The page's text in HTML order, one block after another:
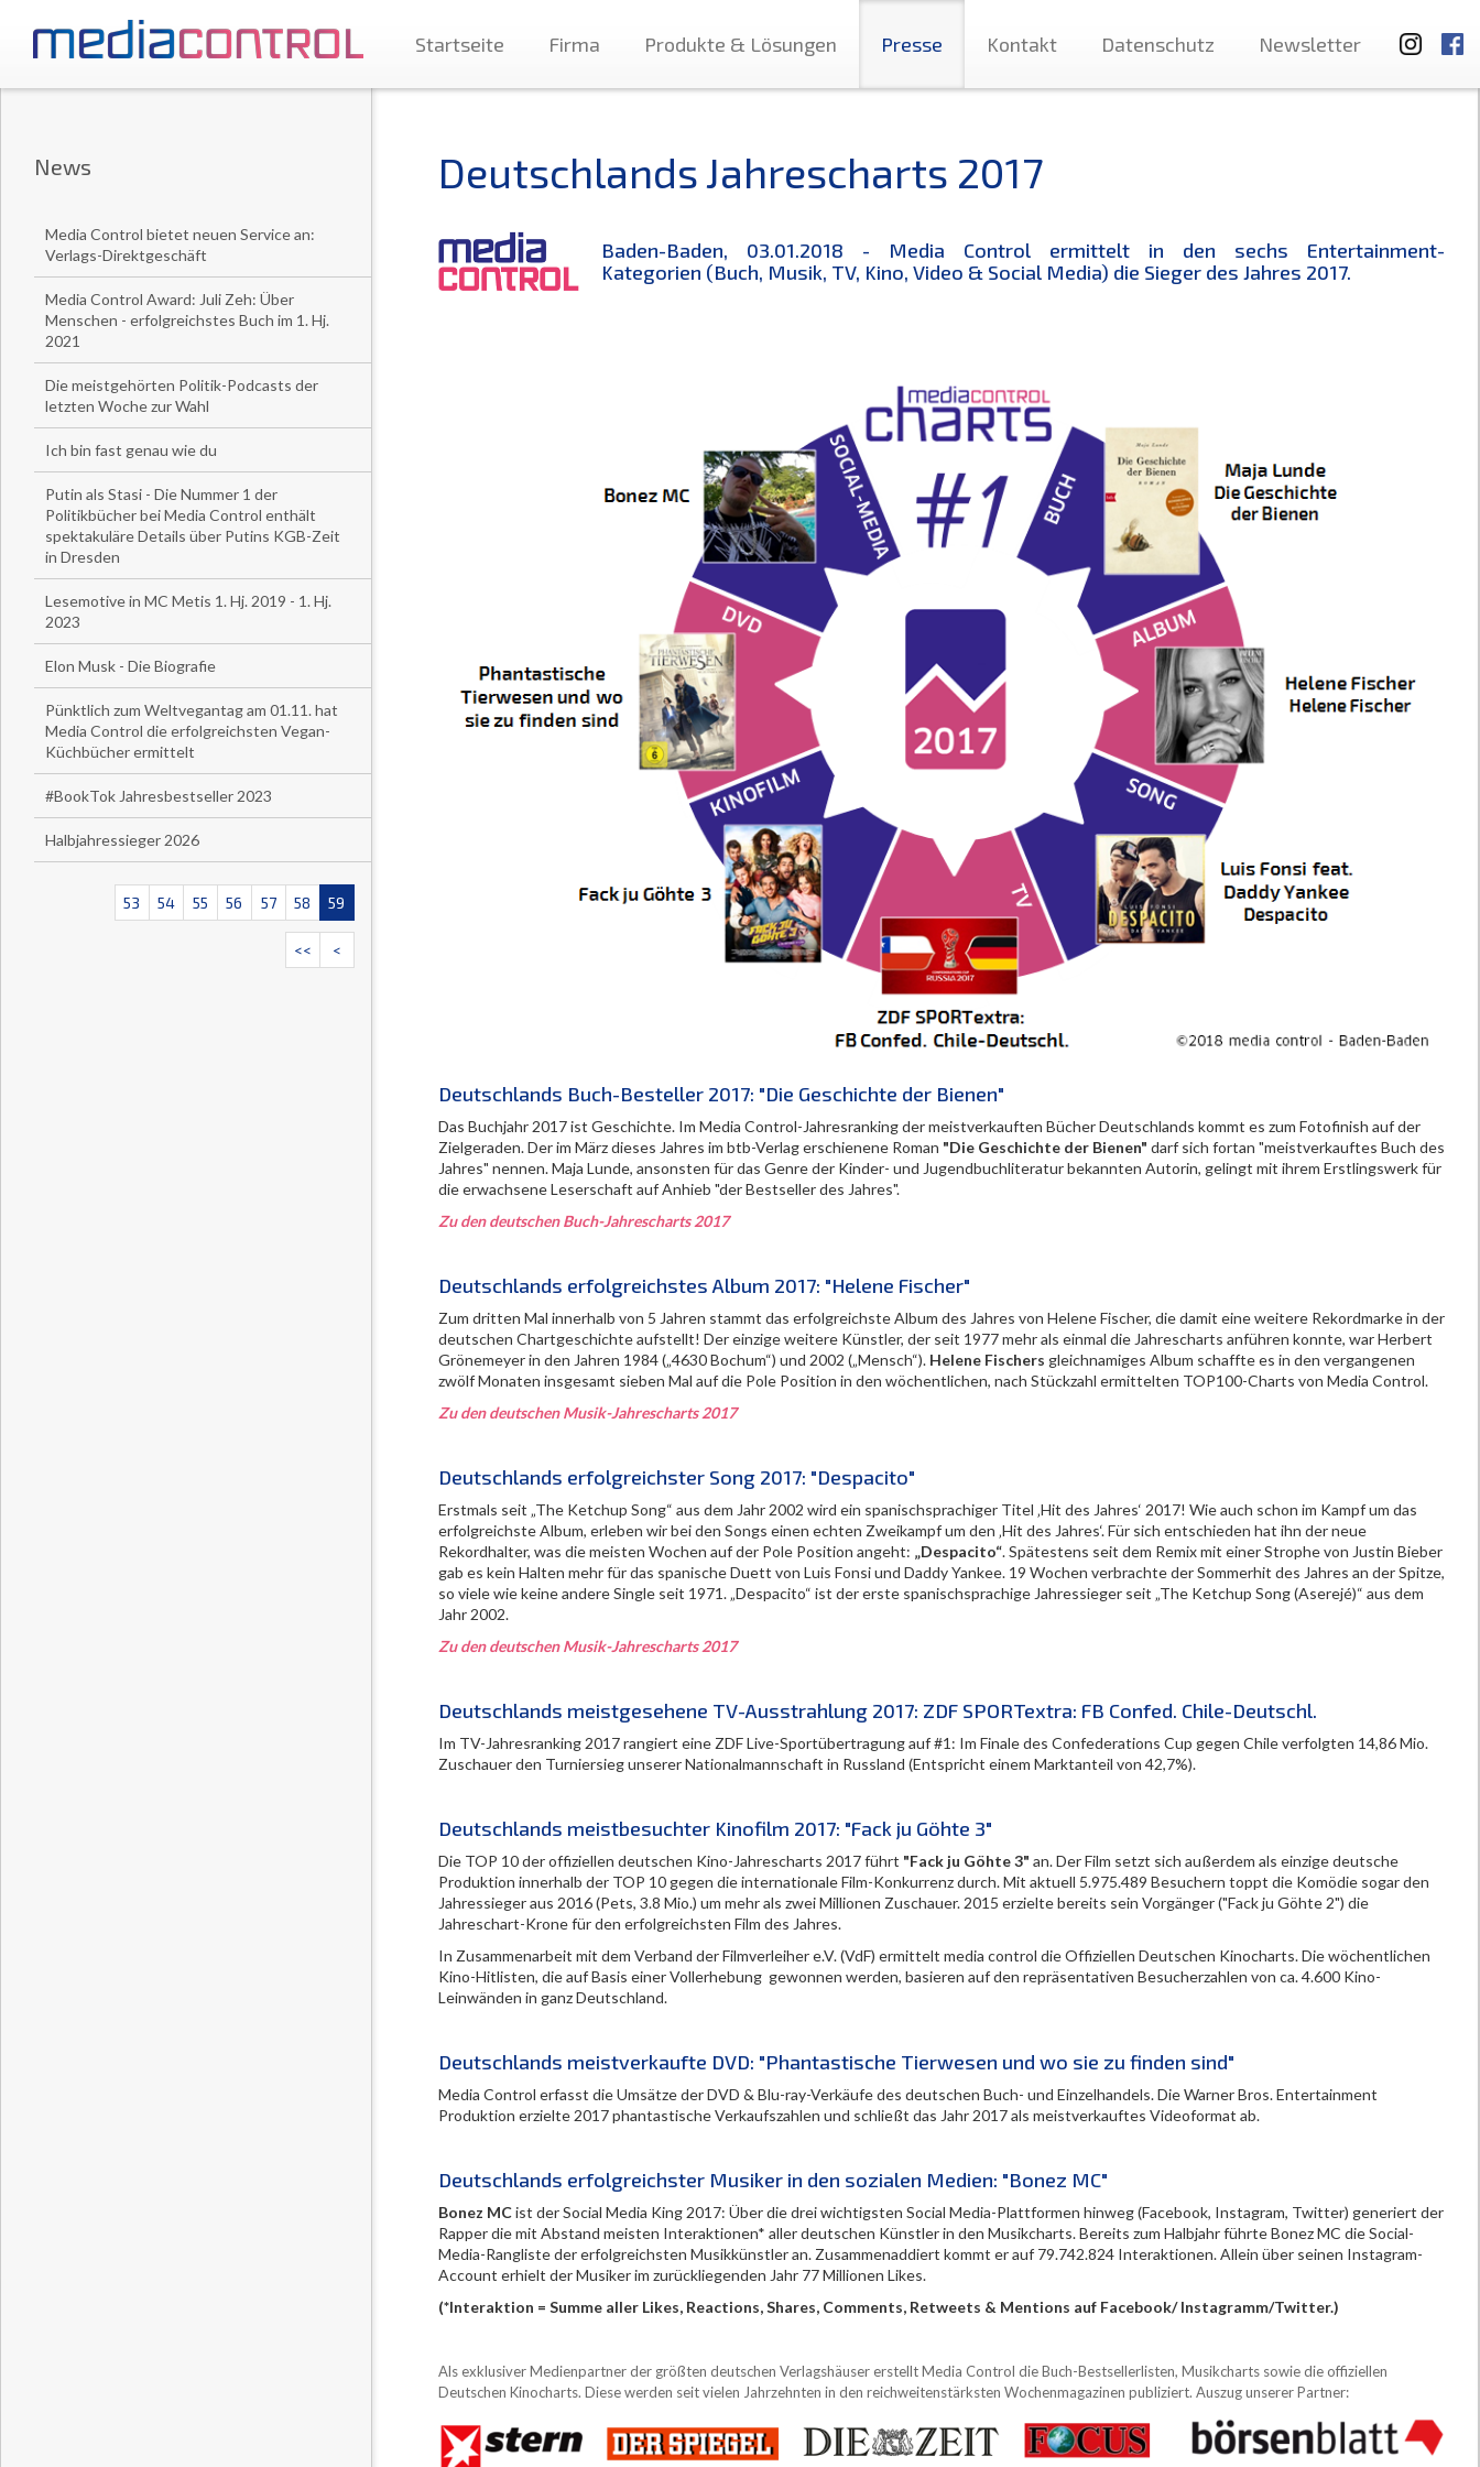
Startseite Firma Produkte & Lösungen Presse Kontakt Datenschutz Newsletter
News
Media Control bietet neuen Service an:
Verlags-Direktgeschäft
Media Control Award: Juli Zeh: Über
Menschen - erfolgreichstes Buch im 1. Hj.
2021
Die meistgehörten Politik-Podcasts der
letzten Woche zur Wahl
Ich bin fast genau wie du
Putin als Stasi - Die Nummer 1 der
Politikbücher bei Media Control enthält
spektakuläre Details über Putins KGB-Zeit
in Dresden
Lesemotive in MC Metis 1. Hj. 2019 - 1. Hj.
2023
Elon Musk - Die Biografie
Pünktlich zum Weltvegantag am 01.11. hat
Media Control die erfolgreichsten Vegan-
Küchbücher ermittelt
#BookTok Jahresbestseller 2023
Halbjahressieger 2026
53 54 55 56 57 58 59
<< <
Deutschlands Jahrescharts 2017
Baden-Baden, 03.01.2018 - Media Control ermittelt in den sechs Entertainment-
Kategorien (Buch, Musik, TV, Kino, Video & Social Media) die Sieger des Jahres 2017.
Deutschlands Buch-Besteller 2017: "Die Geschichte der Bienen"
Das Buchjahr 2017 ist Geschichte. Im Media Control-Jahresranking der meistverkauften Bücher Deutschlands kommt es zum Fotofinish auf der
Zielgeraden. Der im März dieses Jahres im btb-Verlag erschienene Roman "Die Geschichte der Bienen" darf sich fortan "meistverkauftes Buch des
Jahres" nennen. Maja Lunde, ansonsten für das Genre der Kinder- und Jugendbuchliteratur bekannten Autorin, gelingt mit ihrem Erstlingswerk für
die erwachsene Leserschaft auf Anhieb "der Bestseller des Jahres".
Zu den deutschen Buch-Jahrescharts 2017
Deutschlands erfolgreichstes Album 2017: "Helene Fischer"
Zum dritten Mal innerhalb von 5 Jahren stammt das erfolgreichste Album des Jahres von Helene Fischer, die damit eine weitere Rekordmarke in der
deutschen Chartgeschichte aufstellt! Der einzige weitere Künstler, der seit 1977 mehr als einmal die Jahrescharts anführen konnte, war Herbert
Grönemeyer in den Jahren 1984 („4630 Bochum“) und 2002 („Mensch“). Helene Fischers gleichnamiges Album schaffte es in den vergangenen
zwölf Monaten insgesamt sieben Mal auf die Pole Position in den wöchentlichen, nach Stückzahl ermittelten TOP100-Charts von Media Control.
Zu den deutschen Musik-Jahrescharts 2017
Deutschlands erfolgreichster Song 2017: "Despacito"
Erstmals seit „The Ketchup Song“ aus dem Jahr 2002 wird ein spanischsprachiger Titel ‚Hit des Jahres‘ 2017! Wie auch schon im Kampf um das
erfolgreichste Album, erleben wir bei den Songs einen echten Zweikampf um den ‚Hit des Jahres‘. Für sich entschieden hat ihn der neue
Rekordhalter, was die meisten Wochen auf der Pole Position angeht: „Despacito“. Spätestens seit dem Remix mit einer Strophe von Justin Bieber
gab es kein Halten mehr für das spanische Duett von Luis Fonsi und Daddy Yankee. 19 Wochen verbrachte der Sommerhit des Jahres an der Spitze,
so viele wie keine andere Single seit 1971. „Despacito“ ist der erste spanischsprachige Jahressieger seit „The Ketchup Song (Aserejé)“ aus dem
Jahr 2002.
Zu den deutschen Musik-Jahrescharts 2017
Deutschlands meistgesehene TV-Ausstrahlung 2017: ZDF SPORTextra: FB Confed. Chile-Deutschl.
Im TV-Jahresranking 2017 rangiert eine ZDF Live-Sportübertragung auf #1: Im Finale des Confederations Cup gegen Chile verfolgten 14,86 Mio.
Zuschauer den Turniersieg unserer Nationalmannschaft in Russland (Entspricht einem Marktanteil von 42,7%).
Deutschlands meistbesuchter Kinofilm 2017: "Fack ju Göhte 3"
Die TOP 10 der offiziellen deutschen Kino-Jahrescharts 2017 führt "Fack ju Göhte 3" an. Der Film setzt sich außerdem als einzige deutsche
Produktion innerhalb der TOP 10 gegen die internationale Film-Konkurrenz durch. Mit aktuell 5.975.489 Besuchern toppt die Komödie sogar den
Jahressieger aus 2016 (Pets, 3.8 Mio.) um mehr als zwei Millionen Zuschauer. 2015 erzielte bereits sein Vorgänger ("Fack ju Göhte 2") die
Jahreschart-Krone für den erfolgreichsten Film des Jahres.
In Zusammenarbeit mit dem Verband der Filmverleiher e.V. (VdF) ermittelt media control die Offiziellen Deutschen Kinocharts. Die wöchentlichen
Kino-Hitlisten, die auf Basis einer Vollerhebung gewonnen werden, basieren auf den repräsentativen Besucherzahlen von ca. 4.600 Kino-
Leinwänden in ganz Deutschland.
Deutschlands meistverkaufte DVD: "Phantastische Tierwesen und wo sie zu finden sind"
Media Control erfasst die Umsätze der DVD & Blu-ray-Verkäufe des deutschen Buch- und Einzelhandels. Die Warner Bros. Entertainment
Produktion erzielte 2017 phantastische Verkaufszahlen und schließt das Jahr 2017 als meistverkauftes Videoformat ab.
Deutschlands erfolgreichster Musiker in den sozialen Medien: "Bonez MC"
Bonez MCist der Social Media King 2017: Über die drei wichtigsten Social Media-Plattformen hinweg (Facebook, Instagram, Twitter) generiert der
Rapper die mit Abstand meisten Interaktionen* aller deutschen Künstler in den Musikcharts. Bereits zum Halbjahr führte Bonez MC die Social-
Media-Rangliste der erfolgreichsten Musikkünstler an. Zusammenaddiert kommt er auf 79.742.824 Interaktionen. Allein über seinen Instagram-
Account erhielt der Musiker im zurückliegenden Jahr 77 Millionen Likes.
(*Interaktion = Summe aller Likes, Reactions, Shares, Comments, Retweets & Mentions auf Facebook/ Instagramm/Twitter.)
Als exklusiver Medienpartner der größten deutschen Verlagshäuser erstellt Media Control die Buch-Bestsellerlisten, Musikcharts sowie die offiziellen
Deutschen Kinocharts. Diese werden seit vielen Jahrzehnten in den reichweitenstärksten Wochenmagazinen publiziert. Auszug unserer Partner: